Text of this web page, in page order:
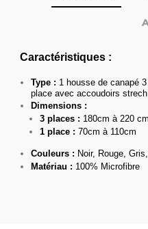
Caractéristiques :
Type : 1 housse de canapé
place avec accoudoirs strech
Dimensions :
3 places : 180cm à 220 cm
1 place : 70cm à 110cm
Couleurs : Noir, Rouge,
Matériau : 100% Microfibre